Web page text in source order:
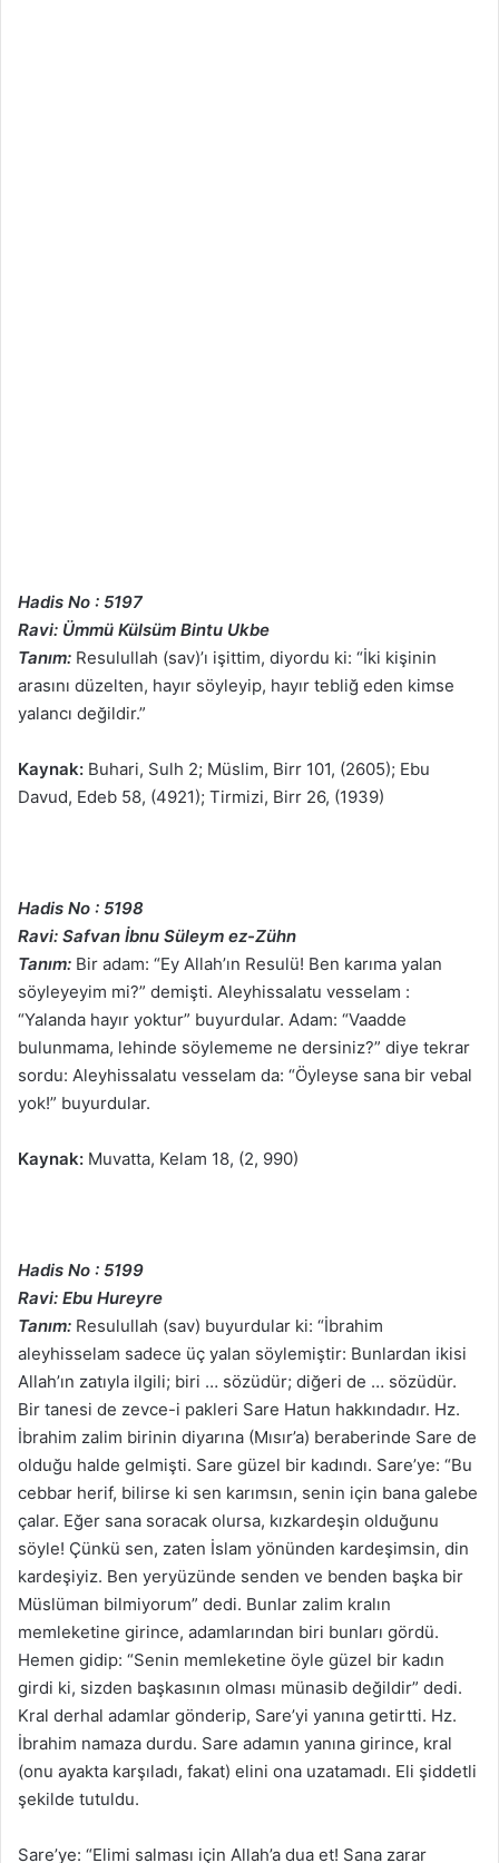
Hadis No : 5197
Ravi: Ümmü Külsüm Bintu Ukbe
Tanım: Resulullah (sav)’ı işittim, diyordu ki: “İki kişinin
arasını düzelten, hayır söyleyip, hayır tebliğ eden kimse
yalancı değildir.”
Kaynak: Buhari, Sulh 2; Müslim, Birr 101, (2605); Ebu
Davud, Edeb 58, (4921); Tirmizi, Birr 26, (1939)
Hadis No : 5198
Ravi: Safvan İbnu Süleym ez-Zühn
Tanım: Bir adam: “Ey Allah’ın Resulü! Ben karıma yalan
söyleyeyim mi?” demişti. Aleyhissalatu vesselam :
“Yalanda hayır yoktur” buyurdular. Adam: “Vaadde
bulunmama, lehinde söylememe ne dersiniz?” diye tekrar
sordu: Aleyhissalatu vesselam da: “Öyleyse sana bir vebal
yok!” buyurdular.
Kaynak: Muvatta, Kelam 18, (2, 990)
Hadis No : 5199
Ravi: Ebu Hureyre
Tanım: Resulullah (sav) buyurdular ki: “İbrahim
aleyhisselam sadece üç yalan söylemiştir: Bunlardan ikisi
Allah’ın zatıyla ilgili; biri … sözüdür; diğeri de … sözüdür.
Bir tanesi de zevce-i pakleri Sare Hatun hakkındadır. Hz.
İbrahim zalim birinin diyarına (Mısır’a) beraberinde Sare de
olduğu halde gelmişti. Sare güzel bir kadındı. Sare’ye: “Bu
cebbar herif, bilirse ki sen karımsın, senin için bana galebe
çalar. Eğer sana soracak olursa, kızkardeşin olduğunu
söyle! Çünkü sen, zaten İslam yönünden kardeşimsin, din
kardeşiyiz. Ben yeryüzünde senden ve benden başka bir
Müslüman bilmiyorum” dedi. Bunlar zalim kralın
memleketine girince, adamlarından biri bunları gördü.
Hemen gidip: “Senin memleketine öyle güzel bir kadın
girdi ki, sizden başkasının olması münasib değildir” dedi.
Kral derhal adamlar gönderip, Sare’yi yanına getirtti. Hz.
İbrahim namaza durdu. Sare adamın yanına girince, kral
(onu ayakta karşıladı, fakat) elini ona uzatamadı. Eli şiddetli
şekilde tutuldu.
Sare’ye: “Elimi salması için Allah’a dua et! Sana zarar